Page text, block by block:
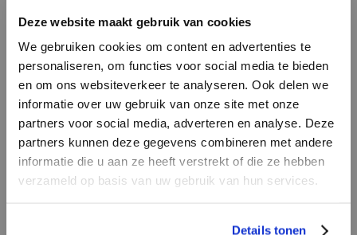
Deze website maakt gebruik van cookies
We gebruiken cookies om content en advertenties te
personaliseren, om functies voor social media te bieden
en om ons websiteverkeer te analyseren. Ook delen we
informatie over uw gebruik van onze site met onze
partners voor social media, adverteren en analyse. Deze
partners kunnen deze gegevens combineren met andere
informatie die u aan ze heeft verstrekt of die ze hebben
verzameld op basis van uw gebruik van hun services.
Details tonen
HEB JE NOG GEEN
ACCOUNT?
gingen als warme broodjes en zorgden voor
een verbluffende omzetstijging van 275
procent.